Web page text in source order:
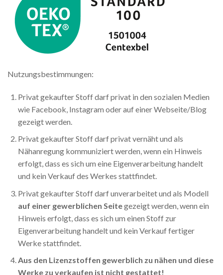
Nutzungsbestimmungen:
Privat gekaufter Stoff darf privat in den sozialen Medien
wie Facebook, Instagram oder auf einer Webseite/Blog
gezeigt werden.
Privat gekaufter Stoff darf privat vernäht und als
Nähanregung kommuniziert werden, wenn ein Hinweis
erfolgt, dass es sich um eine Eigenverarbeitung handelt
und kein Verkauf des Werkes stattfindet.
Privat gekaufter Stoff darf unverarbeitet und als Modell
auf einer gewerblichen Seitegezeigt werden, wenn ein
Hinweis erfolgt, dass es sich um einen Stoff zur
Eigenverarbeitung handelt und kein Verkauf fertiger
Werke stattfindet.
Aus den Lizenzstoffen gewerblich zu nähen und diese
Werke zu verkaufen ist nicht gestattet!